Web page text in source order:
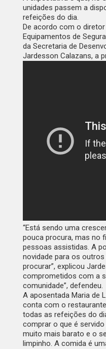
unidades passem a
refeições do dia.
De acordo com o
Equipamentos de
da Secretaria de
Jardesson Calazans, a
“Está sendo uma
pouca procura, mas no
pessoas assistidas. A
novidade para os
procurar”, explicou
comprometidos com a
comunidade”, defendeu.
A aposentada Maria de
conta com o
todas as refeições do
comprar o que é servido
muito mais barato e o
limpinho. A comida é